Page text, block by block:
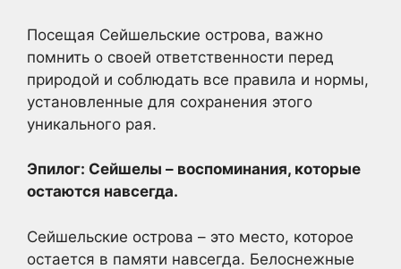
Посещая Сейшельские острова, важно
помнить о своей ответственности перед
природой и соблюдать все правила и нормы,
установленные для сохранения этого
уникального рая.
Эпилог: Сейшелы – воспоминания, которые
остаются навсегда.
Сейшельские острова – это место, которое
остается в памяти навсегда. Белоснежные